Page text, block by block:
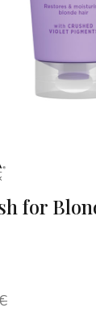
for